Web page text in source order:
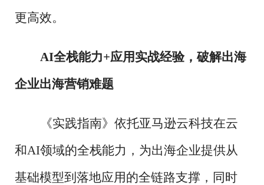
更高效。
AI全栈能力+应用实战经验，破解出海
企业出海营销难题
《实践指南》依托亚马逊云科技在云
和AI领域的全栈能力，为出海企业提供从
基础模型到落地应用的全链路支撑，同时